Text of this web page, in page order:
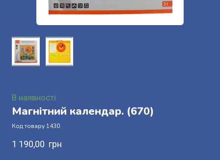
В наявності
Магнітний календар. (670)
Код товару 1430
1 190,00  грн